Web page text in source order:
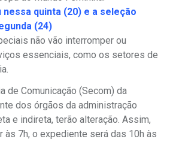
nessa quinta (20) e a seleção
(24)
não vão interromper ou
essenciais, como os setores de
de Comunicação (Secom) da
dos órgãos da administração
e indireta, terão alteração. Assim,
às 7h, o expediente será das 10h às